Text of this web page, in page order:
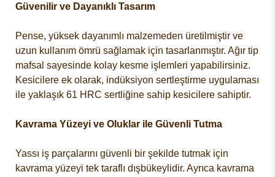
Güvenilir ve Dayanıklı Tasarım
Pense, yüksek dayanımlı malzemeden üretilmiştir ve
uzun kullanım ömrü sağlamak için tasarlanmıştır. Ağır tip
mafsal sayesinde kolay kesme işlemleri yapabilirsiniz.
Kesicilere ek olarak, indüksiyon sertleştirme uygulaması
ile yaklaşık 61 HRC sertliğine sahip kesicilere sahiptir.
Kavrama Yüzeyi ve Oluklar ile Güvenli Tutma
Yassı iş parçalarını güvenli bir şekilde tutmak için
kavrama yüzeyi tek taraflı dışbükeylidir. Ayrıca kavrama